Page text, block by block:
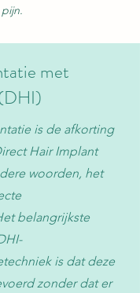
met
is de afkorting
Hair Implant
woorden, het
belangrijkste
is dat deze
zonder dat er